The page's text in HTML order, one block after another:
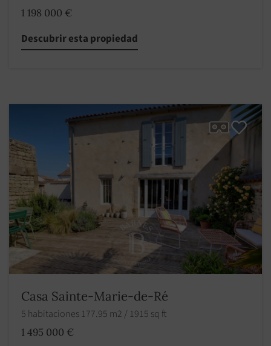
1 198 000 €
Descubrir esta propiedad
Casa Sainte-Marie-de-Ré
5 habitaciones 177.95 m2 / 1915 sq ft
1 495 000 €